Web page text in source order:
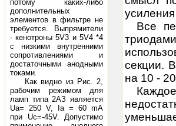
потому каких-либо
дополнительных
элементов в фильтре не
требуется. Выпрямители
- кенотроны 5V3 и 5V4 *4
с низкими внутренними
сопротивлениями и
достаточными анодными
токами.
Как видно из Рис. 2,
рабочим режимом для
ламп типа 2АЗ является
Ua= 250 V, Ia = 60 mА
при Uc=-45V. Допустимо
Все
секции.
на 10 -